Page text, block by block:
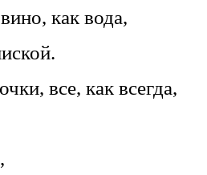
как вода,
все, как всегда,